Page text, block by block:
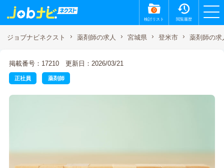
0
検討リスト 閲覧履歴
ジョブナビネクスト 薬剤師の求人 宮城県 登米市 薬剤師の求
掲載番号：17210 更新日：2026/03/21
正社員 薬剤師